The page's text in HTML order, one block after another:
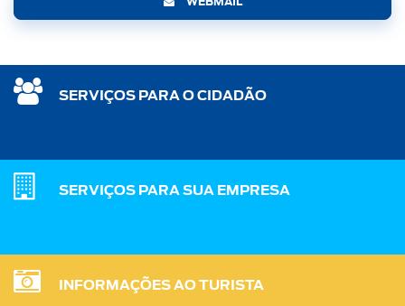
SERVIÇOS PARA O CIDADÃO
SERVIÇOS PARA SUA EMPRESA
INFORMAÇÕES AO TURISTA